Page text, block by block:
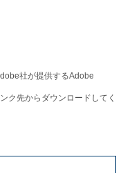
社が提供するAdobe
ク先からダウンロードしてく